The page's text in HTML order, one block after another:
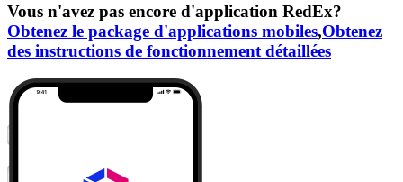
Vous n'avez pas encore d'application RedEx?
Obtenez le package d'applications mobiles,Obtenez
des instructions de fonctionnement détaillées